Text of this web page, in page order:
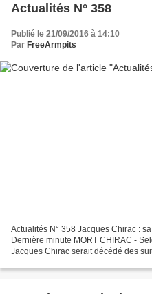
Actualités N° 358
Publié le 21/09/2016 à 14:10
Par FreeArmpits
Actualités N° 358 Jacques Chirac :
Dernière minute MORT CHIRAC -
Jacques Chirac serait décédé des